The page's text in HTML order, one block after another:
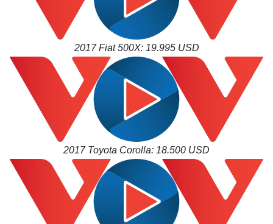
2017 Fiat 500X: 19.995 USD
2017 Toyota Corolla: 18.500 USD